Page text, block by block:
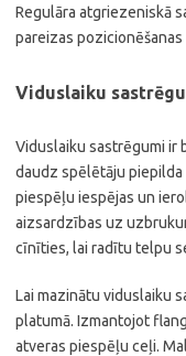
Regulāra atgriezeniskā
pareizas
Viduslaiku
Viduslaiku sastrēgumi ir
daudz spēlētāju
piespēļu iespējas un
aizsardzības uz
cīnīties, lai radītu telpu
Lai mazinātu viduslaiku
platumā. Izmantojot
atveras piespēļu ceļi.